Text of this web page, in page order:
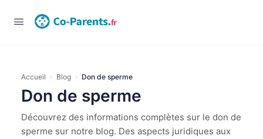
Accueil › Blog › Don de sperme
Don de sperme
Découvrez des informations complètes sur le don de
sperme sur notre blog. Des aspects juridiques aux